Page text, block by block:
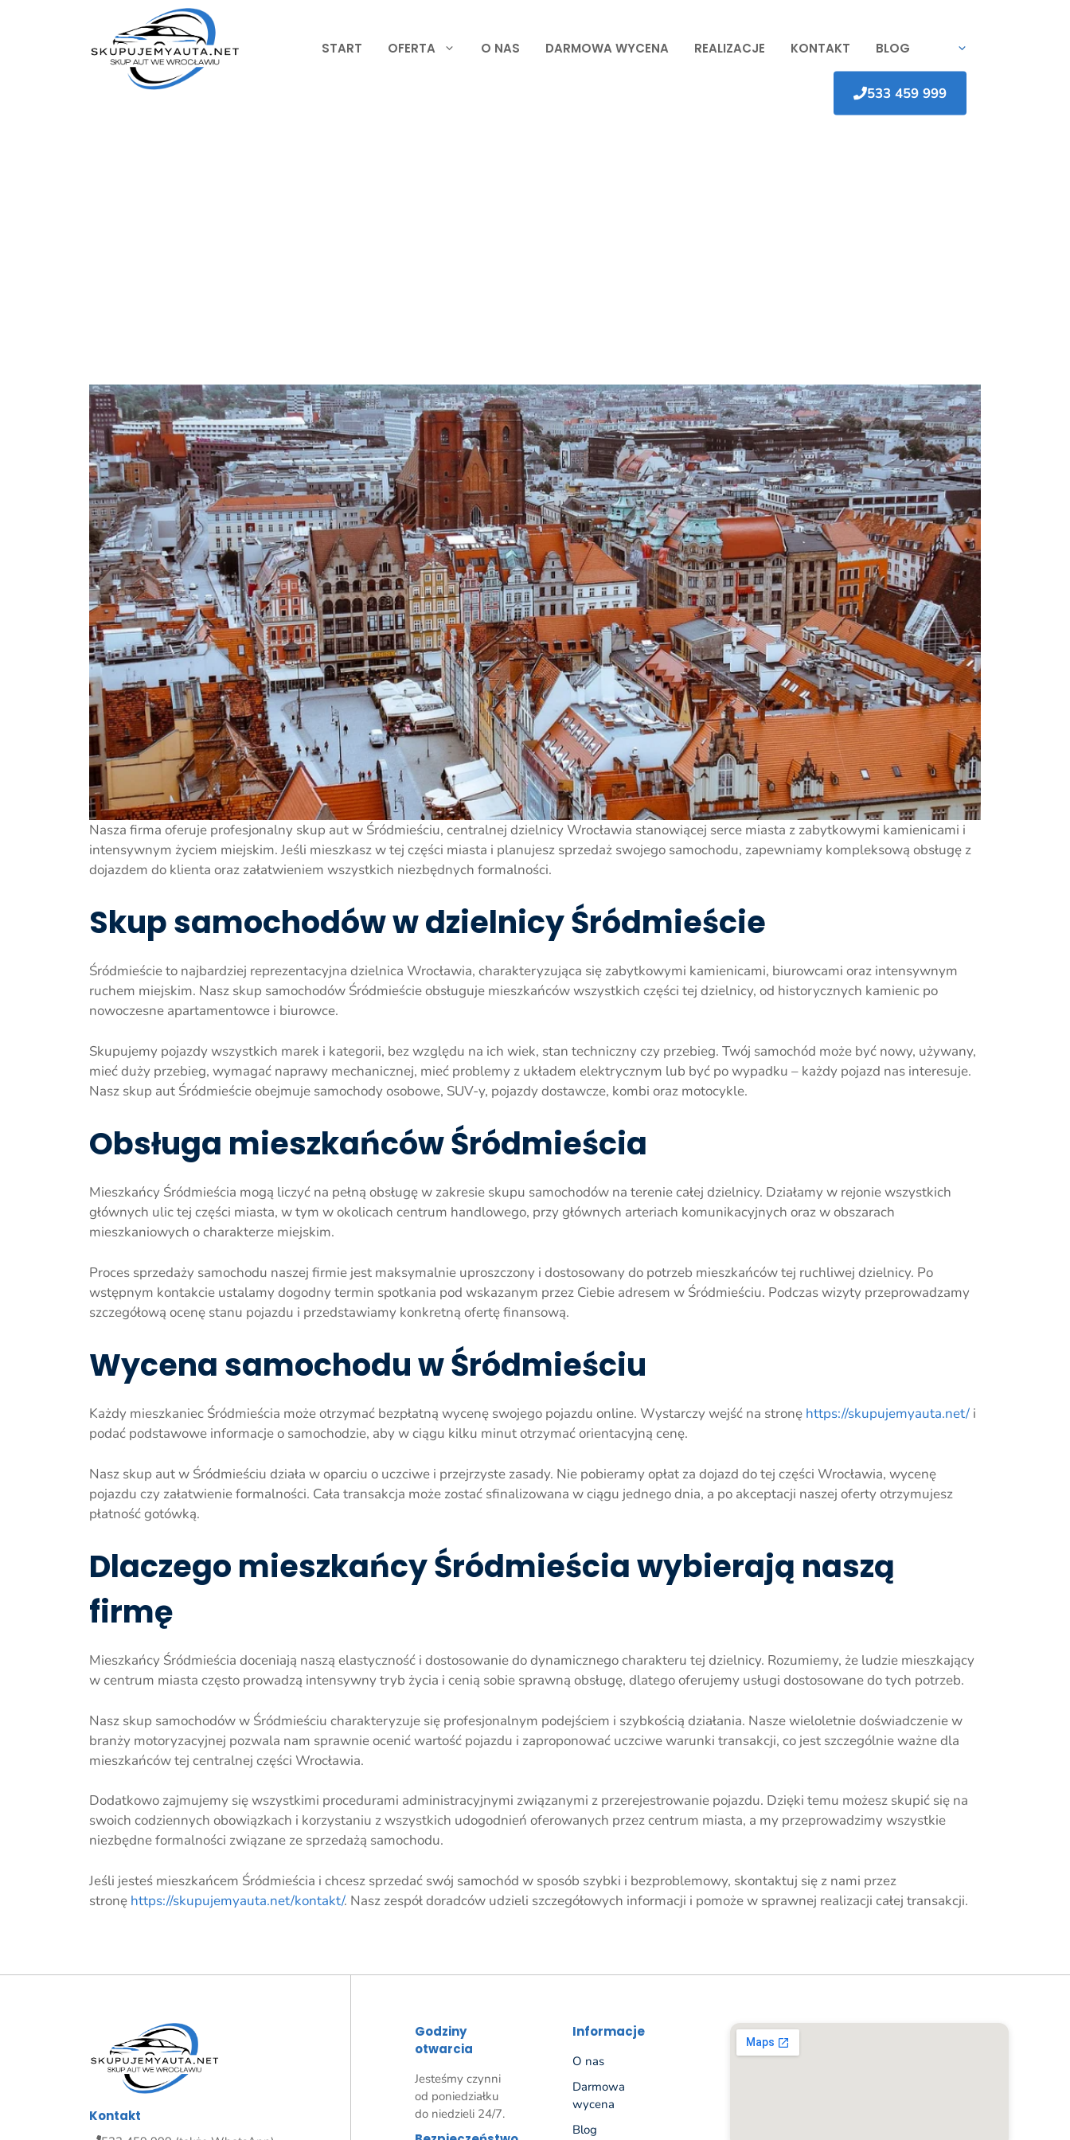
START OFERTA O NAS DARMOWA WYCENA REALIZACJE KONTAKT BLOG
533 459 999
Nasza firma oferuje profesjonalny skup aut w Śródmieściu, centralnej dzielnicy Wrocławia stanowiącej serce miasta z zabytkowymi kamienicami i
intensywnym życiem miejskim. Jeśli mieszkasz w tej części miasta i planujesz sprzedaż swojego samochodu, zapewniamy kompleksową obsługę z
dojazdem do klienta oraz załatwieniem wszystkich niezbędnych formalności.
Skup samochodów w dzielnicy Śródmieście
Śródmieście to najbardziej reprezentacyjna dzielnica Wrocławia, charakteryzująca się zabytkowymi kamienicami, biurowcami oraz intensywnym
ruchem miejskim. Nasz skup samochodów Śródmieście obsługuje mieszkańców wszystkich części tej dzielnicy, od historycznych kamienic po
nowoczesne apartamentowce i biurowce.
Skupujemy pojazdy wszystkich marek i kategorii, bez względu na ich wiek, stan techniczny czy przebieg. Twój samochód może być nowy, używany,
mieć duży przebieg, wymagać naprawy mechanicznej, mieć problemy z układem elektrycznym lub być po wypadku – każdy pojazd nas interesuje.
Nasz skup aut Śródmieście obejmuje samochody osobowe, SUV-y, pojazdy dostawcze, kombi oraz motocykle.
Obsługa mieszkańców Śródmieścia
Mieszkańcy Śródmieścia mogą liczyć na pełną obsługę w zakresie skupu samochodów na terenie całej dzielnicy. Działamy w rejonie wszystkich
głównych ulic tej części miasta, w tym w okolicach centrum handlowego, przy głównych arteriach komunikacyjnych oraz w obszarach
mieszkaniowych o charakterze miejskim.
Proces sprzedaży samochodu naszej firmie jest maksymalnie uproszczony i dostosowany do potrzeb mieszkańców tej ruchliwej dzielnicy. Po
wstępnym kontakcie ustalamy dogodny termin spotkania pod wskazanym przez Ciebie adresem w Śródmieściu. Podczas wizyty przeprowadzamy
szczegółową ocenę stanu pojazdu i przedstawiamy konkretną ofertę finansową.
Wycena samochodu w Śródmieściu
Każdy mieszkaniec Śródmieścia może otrzymać bezpłatną wycenę swojego pojazdu online. Wystarczy wejść na stronę https://skupujemyauta.net/ i
podać podstawowe informacje o samochodzie, aby w ciągu kilku minut otrzymać orientacyjną cenę.
Nasz skup aut w Śródmieściu działa w oparciu o uczciwe i przejrzyste zasady. Nie pobieramy opłat za dojazd do tej części Wrocławia, wycenę
pojazdu czy załatwienie formalności. Cała transakcja może zostać sfinalizowana w ciągu jednego dnia, a po akceptacji naszej oferty otrzymujesz
płatność gotówką.
Dlaczego mieszkańcy Śródmieścia wybierają naszą
firmę
Mieszkańcy Śródmieścia doceniają naszą elastyczność i dostosowanie do dynamicznego charakteru tej dzielnicy. Rozumiemy, że ludzie mieszkający
w centrum miasta często prowadzą intensywny tryb życia i cenią sobie sprawną obsługę, dlatego oferujemy usługi dostosowane do tych potrzeb.
Nasz skup samochodów w Śródmieściu charakteryzuje się profesjonalnym podejściem i szybkością działania. Nasze wieloletnie doświadczenie w
branży motoryzacyjnej pozwala nam sprawnie ocenić wartość pojazdu i zaproponować uczciwe warunki transakcji, co jest szczególnie ważne dla
mieszkańców tej centralnej części Wrocławia.
Dodatkowo zajmujemy się wszystkimi procedurami administracyjnymi związanymi z przerejestrowanie pojazdu. Dzięki temu możesz skupić się na
swoich codziennych obowiązkach i korzystaniu z wszystkich udogodnień oferowanych przez centrum miasta, a my przeprowadzimy wszystkie
niezbędne formalności związane ze sprzedażą samochodu.
Jeśli jesteś mieszkańcem Śródmieścia i chcesz sprzedać swój samochód w sposób szybki i bezproblemowy, skontaktuj się z nami przez
stronę https://skupujemyauta.net/kontakt/. Nasz zespół doradców udzieli szczegółowych informacji i pomoże w sprawnej realizacji całej transakcji.
Kontakt
Godziny
otwarcia
Jesteśmy czynni
od poniedziałku
do niedzieli 24/7.
Informacje
O nas
Darmowa
wycena
Blog